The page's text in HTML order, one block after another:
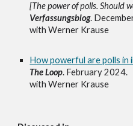
[The power of polls. Should
Verfassungsblog.
with Werner Krause
How powerful are polls in
The Loop. February 2024.
with Werner Krause